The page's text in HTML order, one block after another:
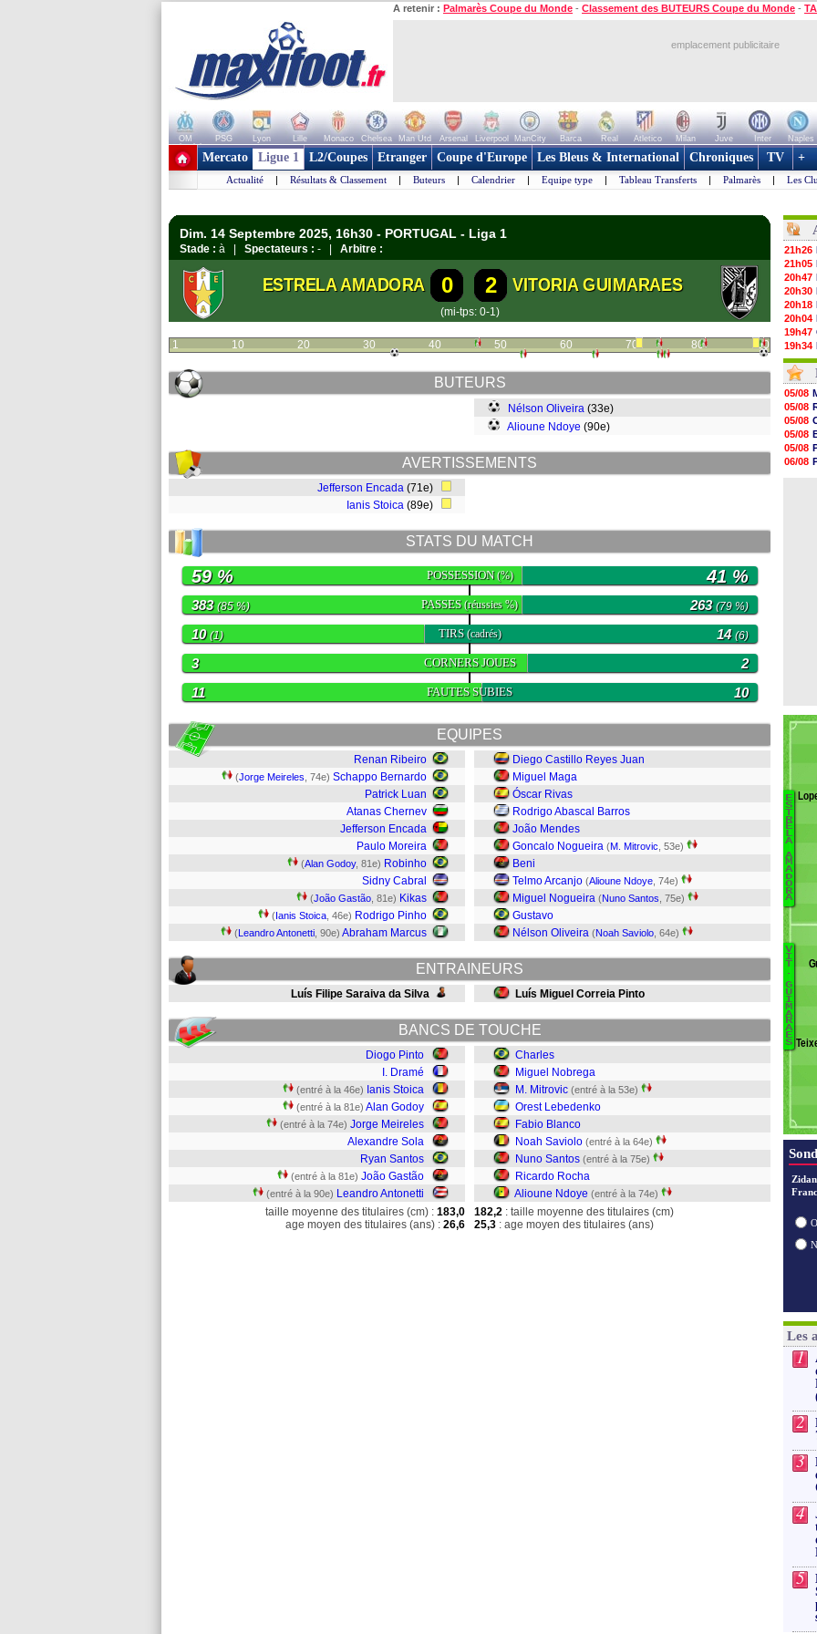
A retenir : Palmarès Coupe du Monde - Classement des BUTEURS Coupe du Monde -
emplacement publicitaire
OM PSG Lyon Lille Monaco Chelsea Man Utd Arsenal Liverpool ManCity Barca Real Atletico Milan Juve Inter Naples
+ de clubs
Mercato Ligue 1 L2/Coupes Etranger Coupe d'Europe Les Bleus & International Chroniques TV +
Actualité | Résultats & Classement | Buteurs | Calendrier | Equipe type | Tableau Transferts | Palmarès | Les
Dim. 14 Septembre 2025, 16h30 - PORTUGAL - Liga 1
Stade : à | Spectateurs : - | Arbitre :
ESTRELA AMADORA 0 2 VITORIA GUIMARAES
(mi-tps: 0-1)
1 10 20 30 40 50 60 70 80 90
BUTEURS
Nélson Oliveira (33e)
Alioune Ndoye (90e)
AVERTISSEMENTS
Jefferson Encada (71e)
Ianis Stoica (89e)
STATS DU MATCH
POSSESSION(%)
59 % 41 %
PASSES(réussies %)
383(85 %) 263(79 %)
TIRS(cadrés)
10(1) 14 (6)
CORNERS JOUES
3 2
FAUTES SUBIES
11 10
EQUIPES
Renan Ribeiro
(Jorge Meireles , 74e) Schappo Bernardo
Patrick Luan
Atanas Chernev
Jefferson Encada
Paulo Moreira
(Alan Godoy, 81e) Robinho
Sidny Cabral
(João Gastão , 81e) Kikas
(Ianis Stoica , 46e) Rodrigo Pinho
(Leandro Antonetti , 90e) Abraham Marcus
Diego Castillo Reyes Juan
Miguel Maga
Óscar Rivas
Rodrigo Abascal Barros
João Mendes
Goncalo Nogueira (M. Mitrovic , 53e)
Beni
Telmo Arcanjo (Alioune Ndoye , 74e)
Miguel Nogueira (Nuno Santos , 75e)
Gustavo
Nélson Oliveira (Noah Saviolo , 64e)
ENTRAINEURS
Luís Filipe Saraiva da Silva Luís Miguel Correia Pinto
BANCS DE TOUCHE
Diogo Pinto
I. Dramé
(entré à la 46e) Ianis Stoica
(entré à la 81e) Alan Godoy
(entré à la 74e) Jorge Meireles
Alexandre Sola
Ryan Santos
(entré à la 81e) João Gastão
(entré à la 90e) Leandro Antonetti
Charles
Miguel Nobrega
M. Mitrovic (entré à la 53e)
Orest Lebedenko
Fabio Blanco
Noah Saviolo (entré à la 64e)
Nuno Santos (entré à la 75e)
Ricardo Rocha
Alioune Ndoye (entré à la 74e)
taille moyenne des titulaires (cm) : 183,0
age moyen des titulaires (ans) : 26,6
182,2 : taille moyenne des titulaires (cm)
25,3 : age moyen des titulaires (ans)
21h26
21h05
20h47
20h30
20h18
20h04
19h47
19h34
19h14
19h06
18h50
18h30
18h20
17h58
17h47
17h34
17h22
05/08
05/08
05/08
05/08
05/08
06/08
E
S
T
R
E
L
A
A
M
A
D
O
R
A
V
I
T
.
G
U
I
M
A
R
A
E
S
Les
1
2
3
4
5